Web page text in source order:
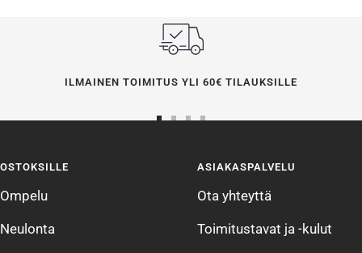
ILMAINEN TOIMITUS YLI 60€ TILAUKSILLE
4
OSTOKSILLE
Ompelu
Neulonta
ASIAKASPALVELU
Ota yhteyttä
Toimitustavat ja -kulut